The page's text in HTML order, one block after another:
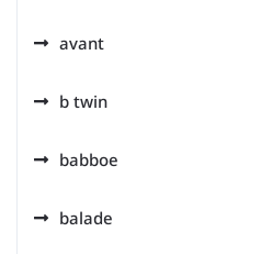
avant
b twin
babboe
balade